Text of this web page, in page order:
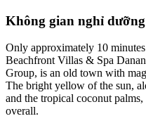
Không gian nghỉ
Only approximately 10
Beachfront Villas & Spa
Group, is an old town with
The bright yellow of the sun,
and the tropical coconut
overall.